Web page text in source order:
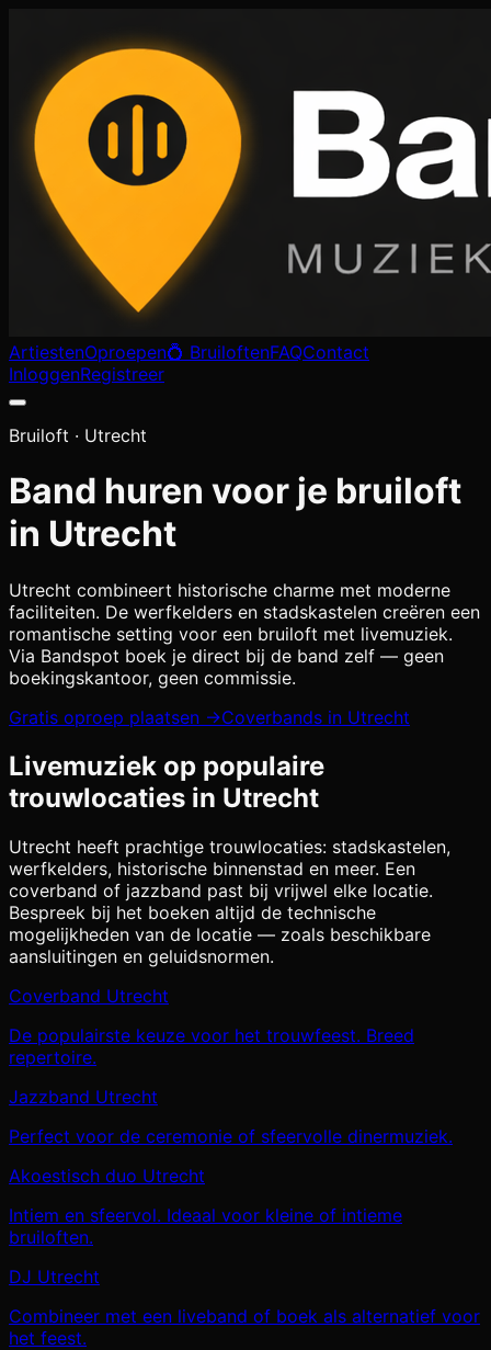
ArtiestenOproepen💍 BruiloftenFAQContact
InloggenRegistreer
Bruiloft · Utrecht
Band huren voor je bruiloft
in Utrecht
Utrecht combineert historische charme met moderne
faciliteiten. De werfkelders en stadskastelen creëren een
romantische setting voor een bruiloft met livemuziek.
Via Bandspot boek je direct bij de band zelf — geen
boekingskantoor, geen commissie.
Gratis oproep plaatsen →Coverbands in Utrecht
Livemuziek op populaire
trouwlocaties in Utrecht
Utrecht heeft prachtige trouwlocaties: stadskastelen,
werfkelders, historische binnenstad en meer. Een
coverband of jazzband past bij vrijwel elke locatie.
Bespreek bij het boeken altijd de technische
mogelijkheden van de locatie — zoals beschikbare
aansluitingen en geluidsnormen.
Coverband Utrecht
De populairste keuze voor het trouwfeest. Breed
repertoire.
Jazzband Utrecht
Perfect voor de ceremonie of sfeervolle dinermuziek.
Akoestisch duo Utrecht
Intiem en sfeervol. Ideaal voor kleine of intieme
bruiloften.
DJ Utrecht
Combineer met een liveband of boek als alternatief voor
het feest.